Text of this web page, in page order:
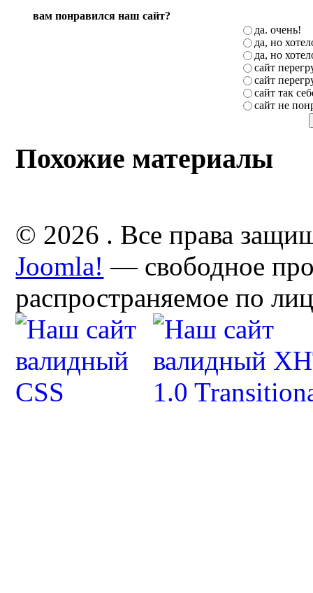
вам понравился наш сайт?
да. очень!
да, но
да, но
сайт
сайт
сайт так
сайт не
Похожие материалы
© 2026 . Все права
Joomla! — свободное
распространяемое по